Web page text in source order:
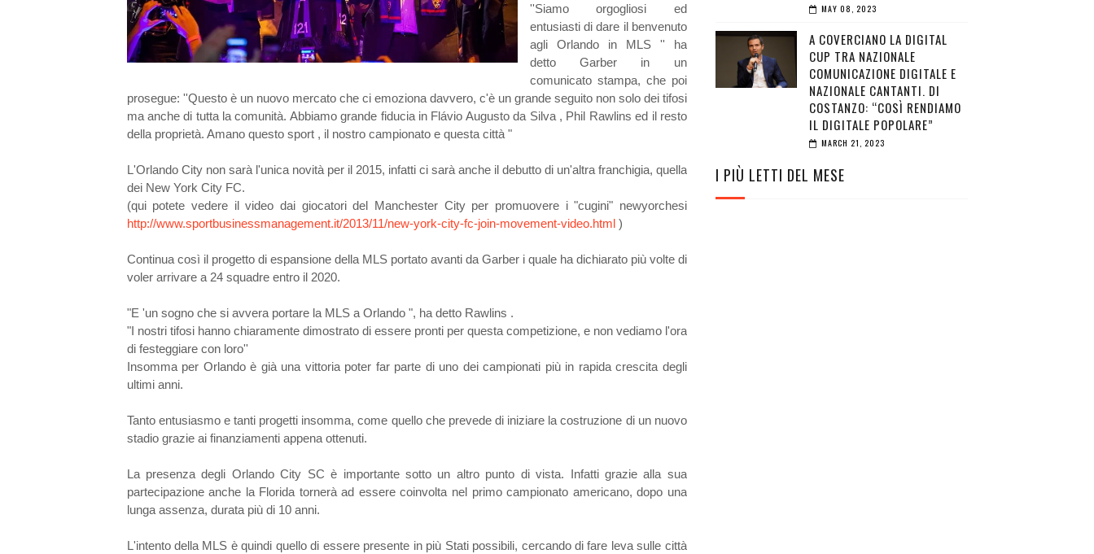
''Siamo orgogliosi ed
entusiasti di dare il benvenuto
agli Orlando in MLS '' ha
detto Garber in un
comunicato stampa, che poi
prosegue: ''Questo è un nuovo mercato che ci emoziona davvero, c'è un grande seguito non solo dei tifosi
ma anche di tutta la comunità. Abbiamo grande fiducia in Flávio Augusto da Silva , Phil Rawlins ed il resto
della proprietà. Amano questo sport , il nostro campionato e questa città "
L'Orlando City non sarà l'unica novità per il 2015, infatti ci sarà anche il debutto di un'altra franchigia, quella
dei New York City FC.
(qui potete vedere il video dai giocatori del Manchester City per promuovere i "cugini" newyorchesi
http://www.sportbusinessmanagement.it/2013/11/new-york-city-fc-join-movement-video.html )
Continua così il progetto di espansione della MLS portato avanti da Garber i quale ha dichiarato più volte di
voler arrivare a 24 squadre entro il 2020.
"E 'un sogno che si avvera portare la MLS a Orlando ", ha detto Rawlins .
"I nostri tifosi hanno chiaramente dimostrato di essere pronti per questa competizione, e non vediamo l'ora
di festeggiare con loro''
Insomma per Orlando è già una vittoria poter far parte di uno dei campionati più in rapida crescita degli
ultimi anni.
Tanto entusiasmo e tanti progetti insomma, come quello che prevede di iniziare la costruzione di un nuovo
stadio grazie ai finanziamenti appena ottenuti.
La presenza degli Orlando City SC è importante sotto un altro punto di vista. Infatti grazie alla sua
partecipazione anche la Florida tornerà ad essere coinvolta nel primo campionato americano, dopo una
lunga assenza, durata più di 10 anni.
L'intento della MLS è quindi quello di essere presente in più Stati possibili, cercando di fare leva sulle città
MAY 08, 2023
A COVERCIANO LA DIGITAL
CUP TRA NAZIONALE
COMUNICAZIONE DIGITALE E
NAZIONALE CANTANTI. DI
COSTANZO: “COSÌ RENDIAMO
IL DIGITALE POPOLARE”
MARCH 21, 2023
I PIÙ LETTI DEL MESE